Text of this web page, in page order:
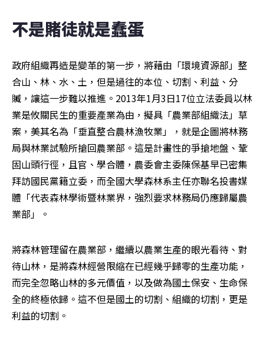
不是賭徒就是蠢蛋
政府組織再造是變革的第一步，將藉由「環境資源部」整
合山、林、水、土，但是過往的本位、切割、利益、分
贓，讓這一步難以推進。2013年1月3日17位立法委員以林
業是攸關民生的重要產業為由，擬具「農業部組織法」草
案，美其名為「垂直整合農林漁牧業」，就是企圖將林務
局與林業試驗所搶回農業部。這是計畫性的爭搶地盤、鞏
固山頭行徑，且官、學合體，農委會主委陳保基早已密集
拜訪國民黨籍立委，而全國大學森林系主任亦聯名投書媒
體「代表森林學術暨林業界，強烈要求林務局仍應歸屬農
業部」。
將森林管理留在農業部，繼續以農業生產的眼光看待、對
待山林，是將森林經營限縮在已經幾乎歸零的生產功能，
而完全忽略山林的多元價值，以及做為國土保安、生命保
全的終極依歸。這不但是國土的切割、組織的切割，更是
利益的切割。